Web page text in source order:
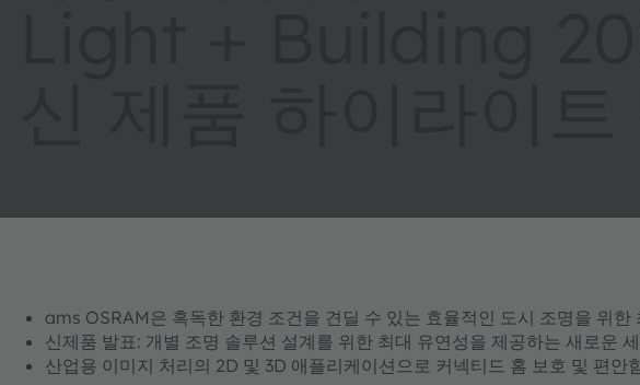
ams OSRAM은 혹독한 환경 조건을 견딜 수 있는 효율적인 도시 조명을 위한
신제품 발표: 개별 조명 솔루션 설계를 위한 최대 유연성을 제공하는 새로운
산업용 이미지 처리의 2D 및 3D 애플리케이션으로 커넥티드 홈 보호 및 편안